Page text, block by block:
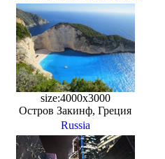
size:4000x3000
Остров Закинф, Греция
Russia